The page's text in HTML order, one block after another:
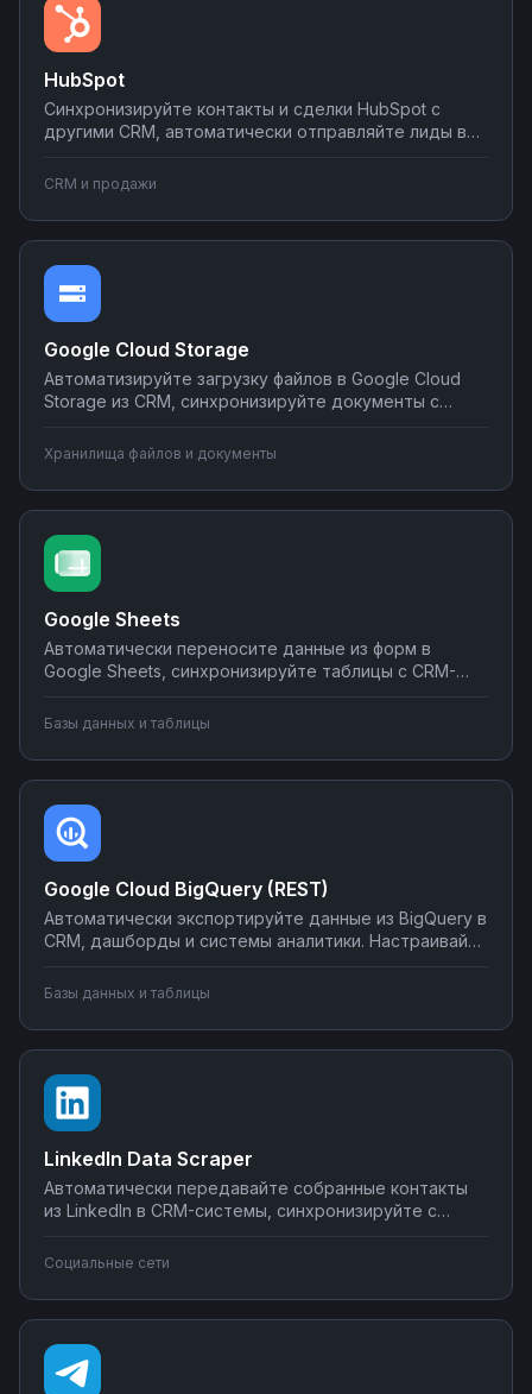
HubSpot
Синхронизируйте контакты и сделки HubSpot с
другими CRM, автоматически отправляйте лиды в
в планировщиках при изменении статуса сделки.
Настраивайте двусторонний обмен данными без
программирования на платформе Nodul.
CRM и продажи
Google Cloud Storage
Автоматизируйте загрузку файлов в Google Cloud
Storage из CRM, синхронизируйте документы с
уведомления о новых файлах в мессенджеры.
Создавайте интеграции облачного хранилища без
программирования на Nodul.
Хранилища файлов и документы
Google Sheets
Автоматически переносите данные из форм в
Google Sheets, синхронизируйте таблицы с CRM-
почте или в мессенджеры. Настраивайте
простых сценариев до сложной автоматизации
аналитики.
Базы данных и таблицы
Google Cloud BigQuery (REST)
Автоматически экспортируйте данные из BigQuery в
CRM, дашборды и системы аналитики. Настраивайте
метрики с внешними сервисами, создавайте
Управляйте интеграциями BigQuery без SQL-
программирования.
Базы данных и таблицы
LinkedIn Data Scraper
Автоматически передавайте собранные контакты
из LinkedIn в CRM-системы, синхронизируйте с
продаж. Настройте интеграции LinkedIn Data Scraper
сложных сценариев обработки лидов.
Социальные сети